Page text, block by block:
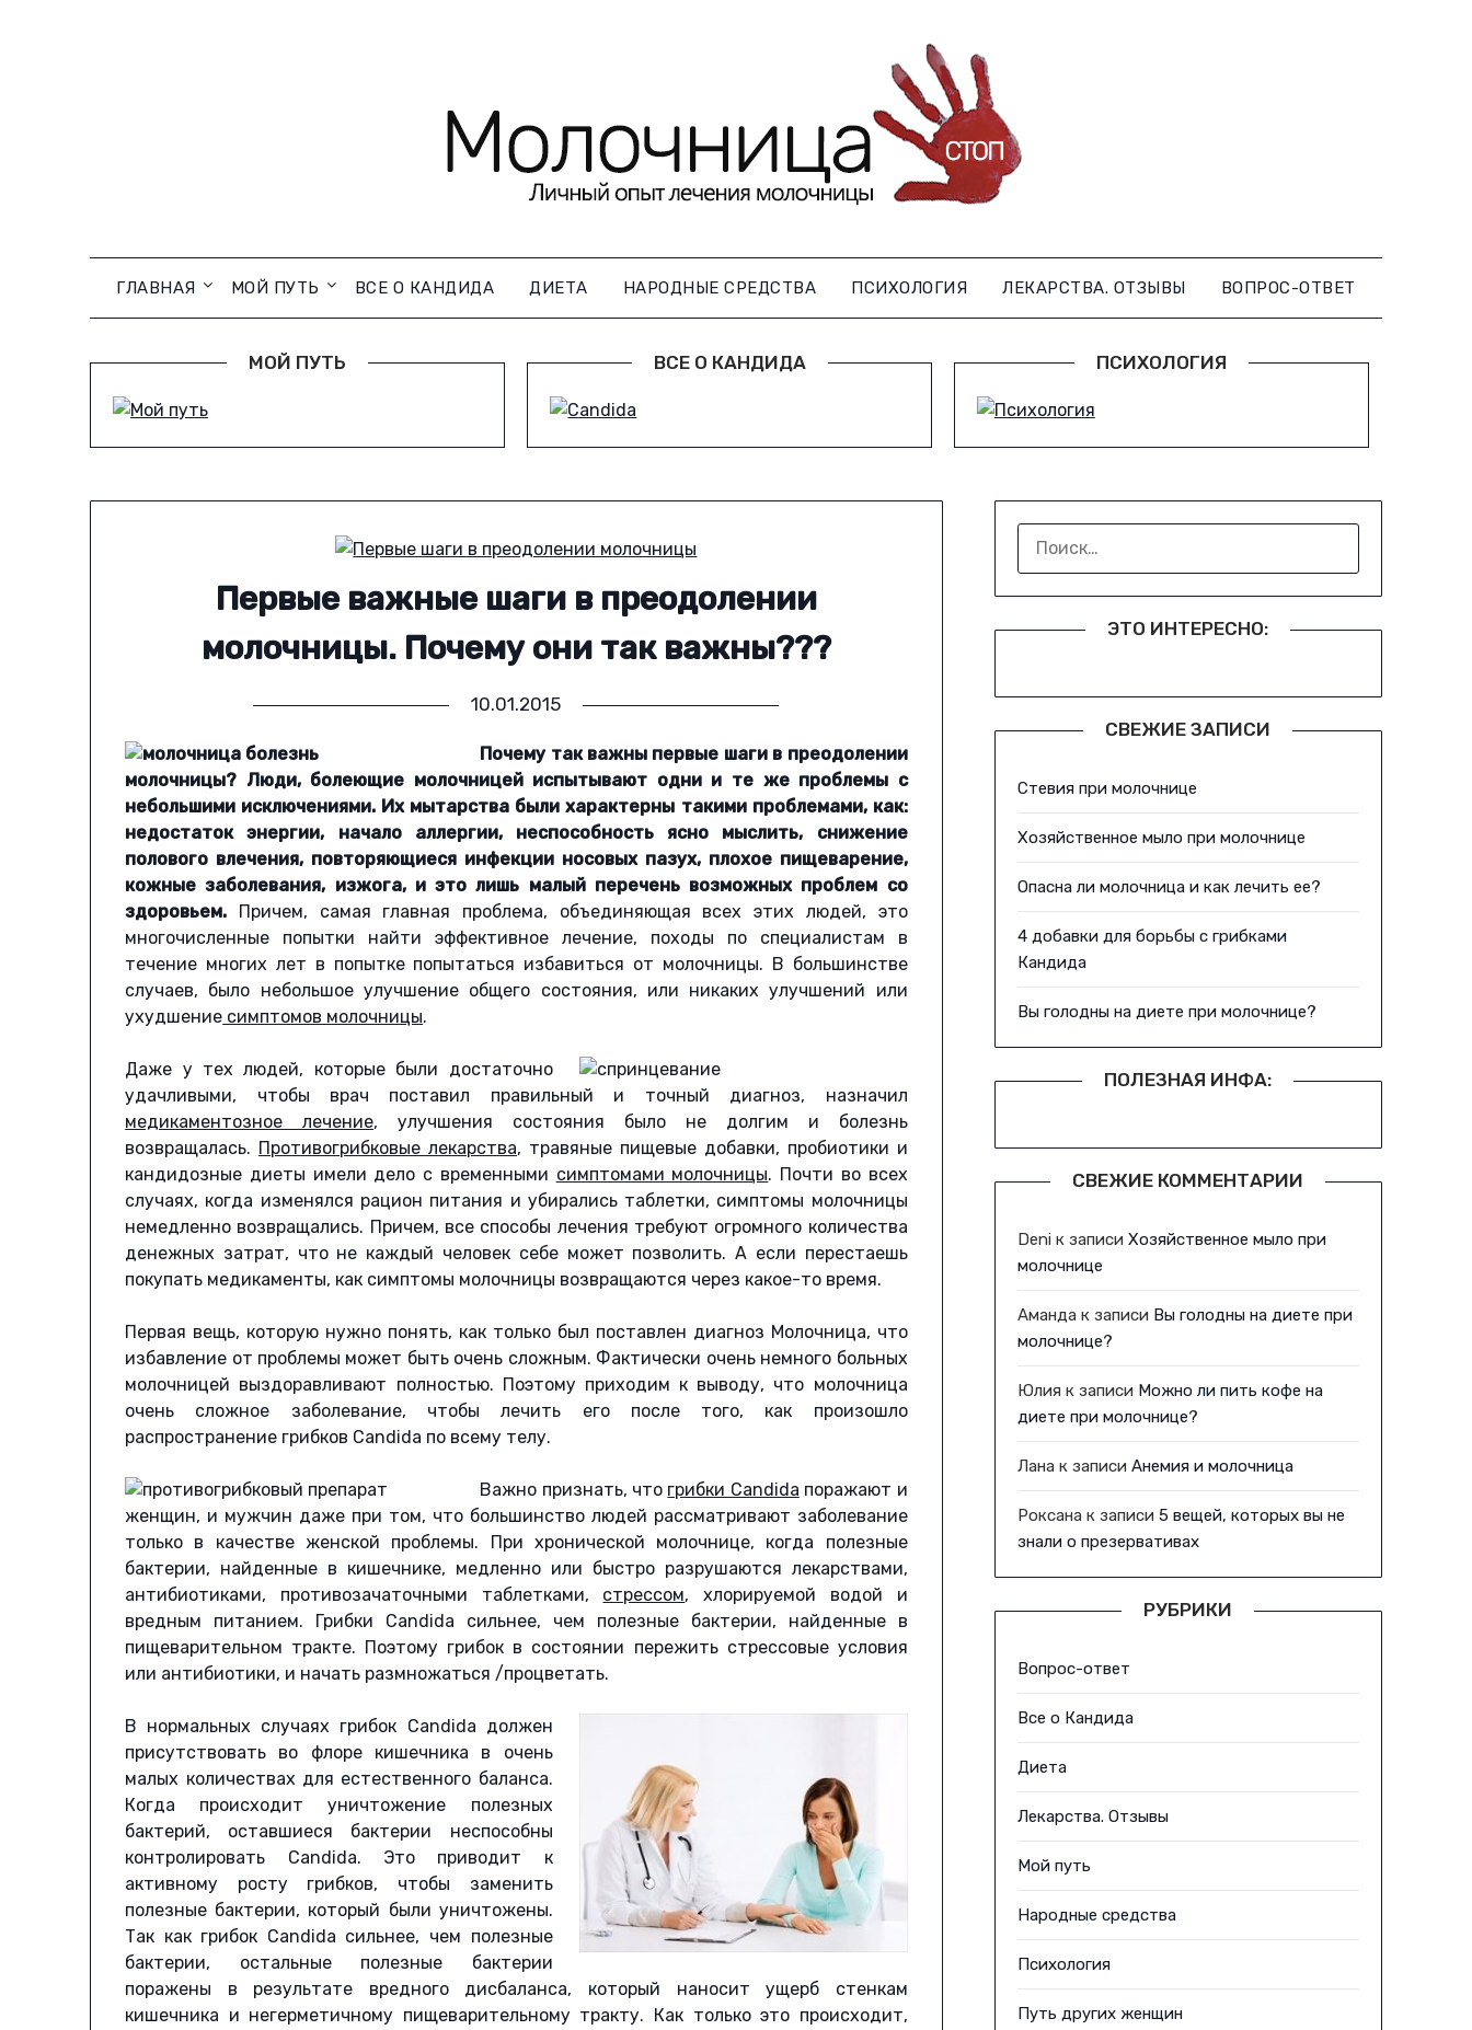
ГЛАВНАЯ МОЙ ПУТЬ ВСЕ О КАНДИДА ДИЕТА НАРОДНЫЕ СРЕДСТВА ПСИХОЛОГИЯ ЛЕКАРСТВА. ОТЗЫВЫ ВОПРОС-ОТВЕТ
МОЙ ПУТЬ ВСЕ О КАНДИДА ПСИХОЛОГИЯ
Первые важные шаги в преодолении
молочницы. Почему они так важны???
10.01.2015
Почему так важны первые шаги в преодолении
молочницы? Люди, болеющие молочницей испытывают одни и те же проблемы с
небольшими исключениями. Их мытарства были характерны такими проблемами, как:
недостаток энергии, начало аллергии, неспособность ясно мыслить, снижение
полового влечения, повторяющиеся инфекции носовых пазух, плохое пищеварение,
кожные заболевания, изжога, и это лишь малый перечень возможных проблем со
здоровьем. Причем, самая главная проблема, объединяющая всех этих людей, это
многочисленные попытки найти эффективное лечение, походы по специалистам в
течение многих лет в попытке попытаться избавиться от молочницы. В большинстве
случаев, было небольшое улучшение общего состояния, или никаких улучшений или
ухудшение симптомов молочницы.
Даже у тех людей, которые были достаточно
удачливыми, чтобы врач поставил правильный и точный диагноз, назначил
медикаментозное лечение, улучшения состояния было не долгим и болезнь
возвращалась. Противогрибковые лекарства, травяные пищевые добавки, пробиотики и
кандидозные диеты имели дело с временными симптомами молочницы. Почти во всех
случаях, когда изменялся рацион питания и убирались таблетки, симптомы молочницы
немедленно возвращались. Причем, все способы лечения требуют огромного количества
денежных затрат, что не каждый человек себе может позволить. А если перестаешь
покупать медикаменты, как симптомы молочницы возвращаются через какое-то время.
Первая вещь, которую нужно понять, как только был поставлен диагноз Молочница, что
избавление от проблемы может быть очень сложным. Фактически очень немного больных
молочницей выздоравливают полностью. Поэтому приходим к выводу, что молочница
очень сложное заболевание, чтобы лечить его после того, как произошло
распространение грибков Candida по всему телу.
Важно признать, что грибки Candida поражают и
женщин, и мужчин даже при том, что большинство людей рассматривают заболевание
только в качестве женской проблемы. При хронической молочнице, когда полезные
бактерии, найденные в кишечнике, медленно или быстро разрушаются лекарствами,
антибиотиками, противозачаточными таблетками, стрессом, хлорируемой водой и
вредным питанием. Грибки Candida сильнее, чем полезные бактерии, найденные в
пищеварительном тракте. Поэтому грибок в состоянии пережить стрессовые условия
или антибиотики, и начать размножаться /процветать.
В нормальных случаях грибок Candida должен
присутствовать во флоре кишечника в очень
малых количествах для естественного баланса.
Когда происходит уничтожение полезных
бактерий, оставшиеся бактерии неспособны
контролировать Candida. Это приводит к
активному росту грибков, чтобы заменить
полезные бактерии, который были уничтожены.
Так как грибок Candida сильнее, чем полезные
бактерии, остальные полезные бактерии
поражены в результате вредного дисбаланса, который наносит ущерб стенкам
кишечника и негерметичному пищеварительному тракту. Как только это происходит,
ЭТО ИНТЕРЕСНО:
СВЕЖИЕ ЗАПИСИ
Стевия при молочнице
Хозяйственное мыло при молочнице
Опасна ли молочница и как лечить ее?
4 добавки для борьбы с грибками
Кандида
Вы голодны на диете при молочнице?
ПОЛЕЗНАЯ ИНФА:
СВЕЖИЕ КОММЕНТАРИИ
Deniк записи Хозяйственное мыло при
молочнице
Аманда к записи Вы голодны на диете при
молочнице?
Юлия к записи Можно ли пить кофе на
диете при молочнице?
Лана к записи Анемия и молочница
Роксана к записи 5 вещей, которых вы не
знали о презервативах
РУБРИКИ
Вопрос-ответ
Все о Кандида
Диета
Лекарства. Отзывы
Мой путь
Народные средства
Психология
Путь других женщин